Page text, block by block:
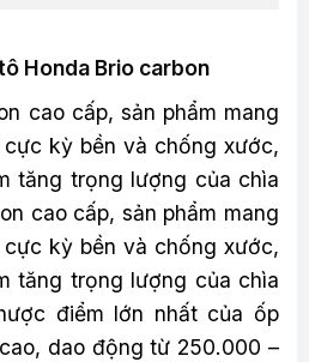
Honda Brio carbon
cao cấp, sản phẩm mang
kỳ bền và chống xước,
tăng trọng lượng của chìa
cao cấp, sản phẩm mang
kỳ bền và chống xước,
tăng trọng lượng của chìa
điểm lớn nhất của ốp
dao động từ 250.000 –